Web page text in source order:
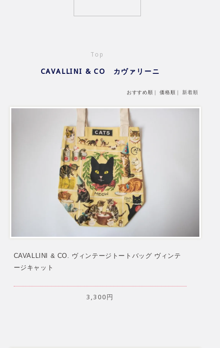
Top
CAVALLINI & CO カヴァリーニ
おすすめ順 ｜価格順 ｜新着順
CAVALLINI & CO. ヴィンテージトートバッグ ヴィンテ
ージキャット
3,300円